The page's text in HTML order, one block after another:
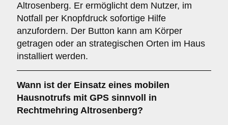
Altrosenberg. Er ermöglicht dem Nutzer, im
Notfall per Knopfdruck sofortige Hilfe
anzufordern. Der Button kann am Körper
getragen oder an strategischen Orten im Haus
installiert werden.
Wann ist der Einsatz eines mobilen
Hausnotrufs mit GPS sinnvoll in
Rechtmehring Altrosenberg?